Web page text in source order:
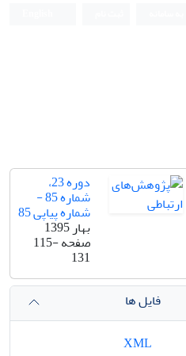
دوره 23،
شماره 85 -
شماره پیاپی 85
بهار 1395
صفحه115-
131
فایل ها